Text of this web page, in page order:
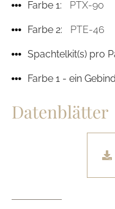
Farbe 1: PTX-90
Farbe 2: PTE-46
Spachtelkit(s) pro
Farbe 1 - ein
Datenblätter